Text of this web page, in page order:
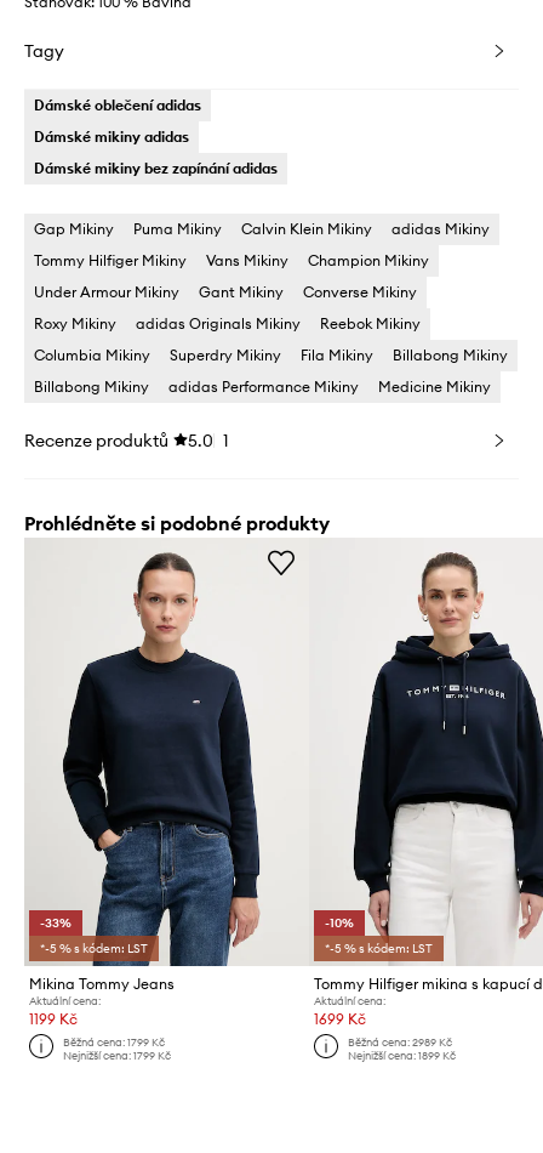
Tagy
Dámské oblečení adidas
Dámské mikiny adidas
Dámské mikiny bez zapínání adidas
Gap Mikiny Puma Mikiny Calvin Klein Mikiny
adidas Mikiny
Tommy Hilfiger Mikiny
Vans Mikiny
Champion Mikiny
Under Armour Mikiny
Gant Mikiny
Converse Mikiny
Roxy Mikiny
adidas Originals Mikiny
Reebok Mikiny
Columbia Mikiny
Superdry Mikiny Fila Mikiny
Billabong Mikiny
Billabong Mikiny
adidas Performance Mikiny Medicine Mikiny
Recenze produktů 5.0 1
Prohlédněte si podobné produkty
-33%
*-5 % s kódem: LST
Mikina Tommy Jeans
Aktuální cena:
1199 Kč
Běžná cena:1799 Kč
Nejnižší cena:1799 Kč
-10%
*-5 % s kódem: LST
Aktuální cena:
1699 Kč
Běžná cena: 2989 Kč
Nejnižší cena: 1899 Kč